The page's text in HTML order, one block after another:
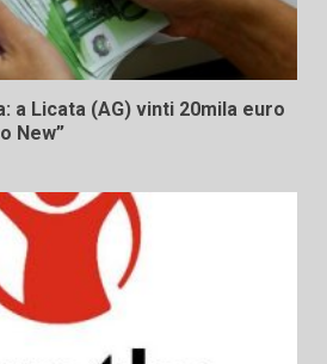
a Licata (AG) vinti 20mila euro
New”